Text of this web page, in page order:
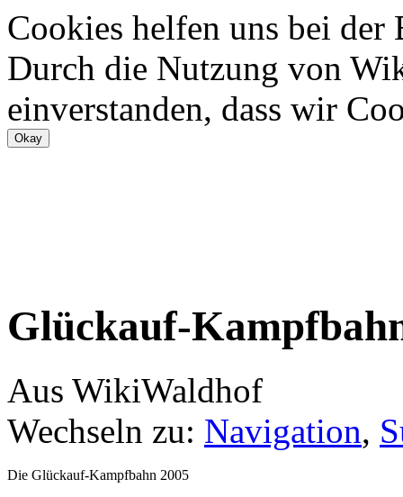
Cookies helfen uns bei
Durch die Nutzung von
einverstanden, dass wir
Glückauf-
Aus WikiWaldhof
Wechseln zu: Navigation,
Die Glückauf-Kampfbahn 2005